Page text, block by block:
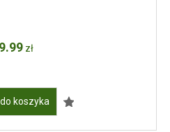
.99 zł
do koszyka